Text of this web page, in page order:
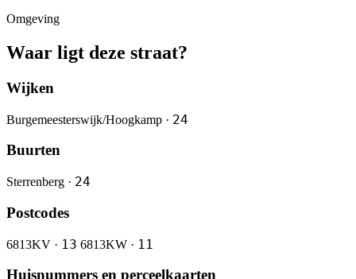
Omgeving
Waar ligt deze straat?
Wijken
Burgemeesterswijk/Hoogkamp · 24
Buurten
Sterrenberg · 24
Postcodes
6813KV · 13 6813KW · 11
Huisnummers en perceelkaarten